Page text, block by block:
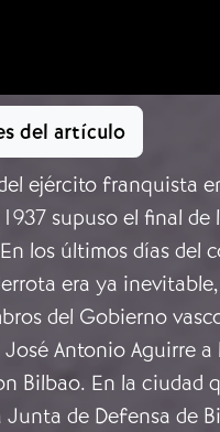
del artículo
ejército franquista
supuso el final de
los últimos días del
era ya
del Gobierno
Antonio Aguirre a
Bilbao. En la ciudad
Junta de Defensa de